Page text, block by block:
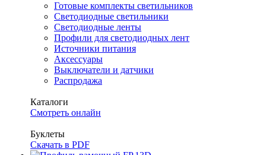
Готовые комплекты светильников
Светодиодные светильники
Светодиодные ленты
Профили для светодиодных лент
Источники питания
Аксессуары
Выключатели и датчики
Распродажа
Каталоги
Смотреть онлайн
Буклеты
Скачать в PDF